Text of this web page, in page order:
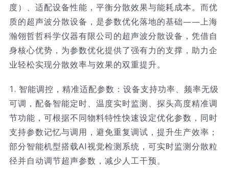
度）、适配设备性能，平衡分散效果与能耗成本。而优
质的超声波分散设备，是参数优化落地的基础——上海
瀚翎哲哲科学仪器有限公司的超声波分散设备，凭借自
身核心优势，为参数优化提供了强有力的支撑，助力企
业轻松实现分散效率与效果的双重提升。
1. 智能调控，精准适配参数：设备支持功率、频率无级
可调，配备智能定时、温度实时监测、探头高度精准调
节功能，可根据不同物料特性快速设定优化参数，同时
支持参数记忆与调用，避免重复调试，提升生产效率；
部分智能机型搭载AI视觉检测系统，可实时监测分散粒
径并自动调节超声参数，减少人工干预。